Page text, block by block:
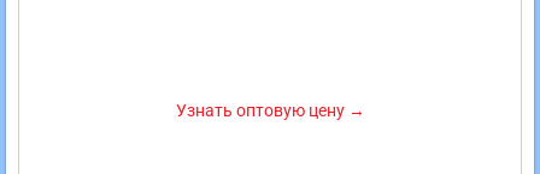
Узнать оптовую цену →